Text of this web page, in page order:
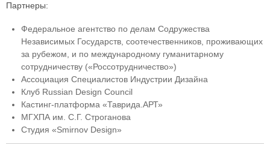
Партнеры:
Федеральное агентство по делам Содружества
Независимых Государств, соотечественников, проживающих
за рубежом, и по международному гуманитарному
сотрудничеству («Россотрудничество»)
Ассоциация Специалистов Индустрии Дизайна
Клуб Russian Design Council
Кастинг-платформа «Таврида.АРТ»
МГХПА им. С.Г. Строганова
Студия «Smirnov Design»